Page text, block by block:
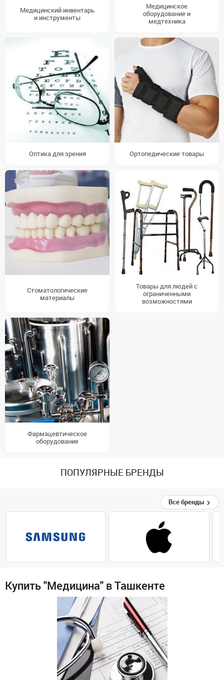
Медицинский инвентарь
и инструменты
Медицинское
оборудование и
медтехника
Оптика для зрения Ортопедические товары
Стоматологические
материалы
Товары для людей с
ограниченными
возможностями
Фармацевтическое
оборудование
ПОПУЛЯРНЫЕ БРЕНДЫ
Все бренды
Купить "Медицина" в Ташкенте